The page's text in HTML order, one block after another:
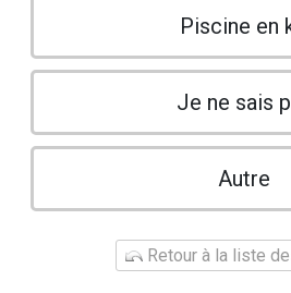
Piscine en
Je ne sais
Autre
Retour à la liste